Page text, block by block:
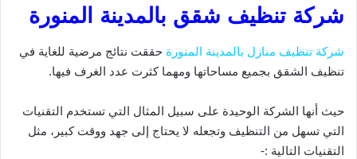
شركة تنظيف شقق بالمدينة المنورة
شركة تنظيف منازل بالمدينة المنورة حققت نتائج مرضية للغاية في
تنظيف الشقق بجميع مساحاتها ومهما كثرت عدد الغرف فيها.
حيث أنها الشركة الوحيدة على سبيل المثال التي تستخدم التقنيات
التي تسهل من التنظيف وتجعله لا يحتاج إلى جهد ووقت كبير، مثل
التقنيات التالية :-